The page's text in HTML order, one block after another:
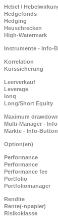
Hebel /
Hedgefonds
Hedging
Heuschrecken
High-Watermark
Instrumente - Info-
Korrelation
Kurssicherung
Leerverkauf
Leverage
long
Long/Short Equity
Maximum
Multi-Manager -
Märkte - Info-Button
Option(en)
Performance
Performance
Performance fee
Portfolio
Portfoliomanager
Rendite
Rente(-npapier)
Risikoklasse